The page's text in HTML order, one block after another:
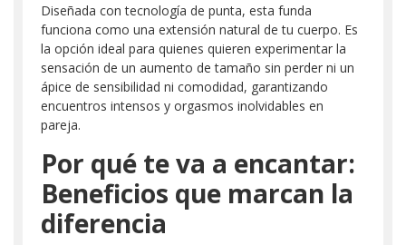
Diseñada con tecnología de punta, esta funda
funciona como una extensión natural de tu cuerpo. Es
la opción ideal para quienes quieren experimentar la
sensación de un aumento de tamaño sin perder ni un
ápice de sensibilidad ni comodidad, garantizando
encuentros intensos y orgasmos inolvidables en
pareja.
Por qué te va a encantar:
Beneficios que marcan la
diferencia